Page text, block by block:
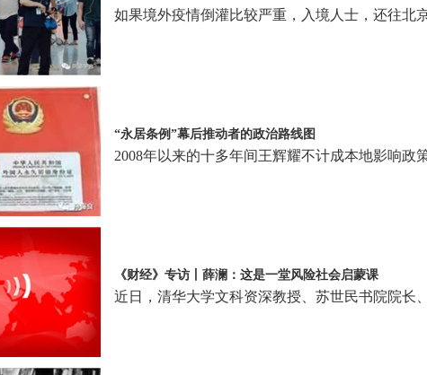
如果境外疫情倒灌比较严重，入境人士，还往北
“永居条例”幕后推动者的政治路线图
2008年以来的十多年间王辉耀不计成本地影响政
《财经》专访丨薛澜：这是一堂风险社会启蒙课
近日，清华大学文科资深教授、苏世民书院院长